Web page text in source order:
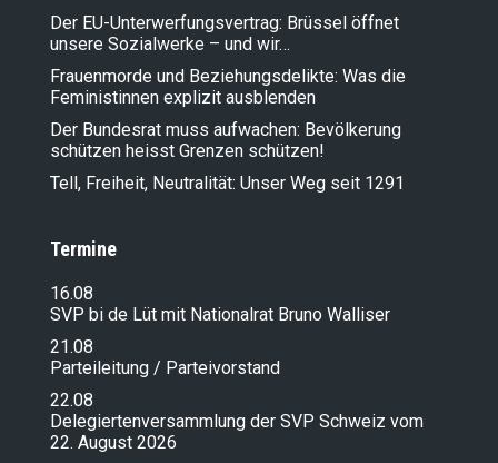
Der EU-Unterwerfungsvertrag: Brüssel öffnet
unsere Sozialwerke – und wir…
Frauenmorde und Beziehungsdelikte: Was die
Feministinnen explizit ausblenden
Der Bundesrat muss aufwachen: Bevölkerung
schützen heisst Grenzen schützen!
Tell, Freiheit, Neutralität: Unser Weg seit 1291
Termine
16.08
SVP bi de Lüt mit Nationalrat Bruno Walliser
21.08
Parteileitung / Parteivorstand
22.08
Delegiertenversammlung der SVP Schweiz vom
22. August 2026